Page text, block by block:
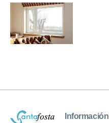
Información